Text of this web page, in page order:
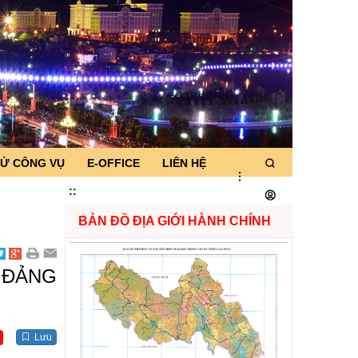
CÔNG VỤ E-OFFICE LIÊN HỆ
::
Lưu
BẢN ĐỒ ĐỊA GIỚI HÀNH CHÍNH